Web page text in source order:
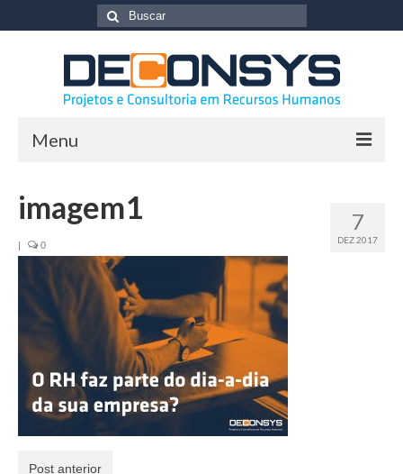
Buscar
Menu
Sobre a Empresa
Serviços
Treinamentos
Projetos específicos
Consultoria de RH
Expertises
7
DEZ 2017
imagem1
| 0
Post anterior